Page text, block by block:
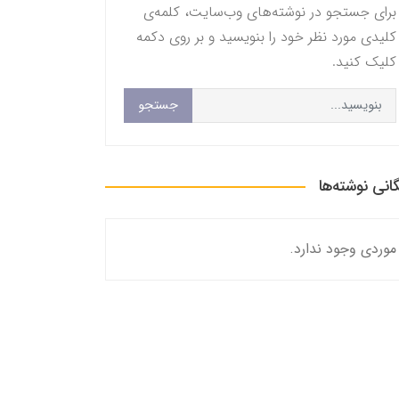
برای جستجو در نوشته‌های وب‌سایت، کلمه‌ی
کلیدی مورد نظر خود را بنویسید و بر روی دکمه
کلیک کنید.
جستجو
نوشته‌ها
موردی وجود ندارد.